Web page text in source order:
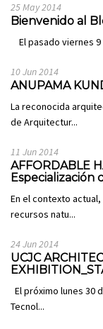
25 May 2014
Bienvenido al
El pasado viernes 9
10 Jun 2014
ANUPAMA
La reconocida
de Arquitectur...
11 Jun 2014
AFFORDABLE
Especialización
En el contexto
recursos natu...
24 Jun 2014
UCJC
El próximo lunes 30
Tecnol...